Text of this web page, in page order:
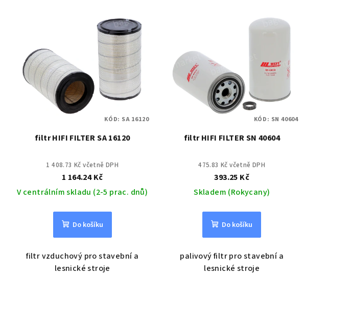
filtr HIFI FILTER SA 16120
1 408.73 Kč včetně DPH
1 164.24 Kč
V centrálním skladu (2-5 prac. dnů)
Do košíku
filtr vzduchový pro stavební a
lesnické stroje
KÓD: SA 16120
filtr HIFI FILTER SN 40604
475.83 Kč včetně DPH
393.25 Kč
Skladem (Rokycany)
Do košíku
palivový filtr pro stavební a
lesnické stroje
KÓD: SN 40604